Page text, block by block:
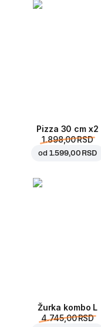
Pizza 30 cm x2
1.898,00 RSD
od 1.599,00 RSD
Žurka kombo L
4.745,00 RSD